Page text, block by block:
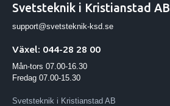
Svetsteknik i Kristianstad AB
support@svetsteknik-ksd.se
Växel: 044-28 28 00
Mån-tors 07.00-16.30
Fredag 07.00-15.30
Svetsteknik i Kristianstad AB